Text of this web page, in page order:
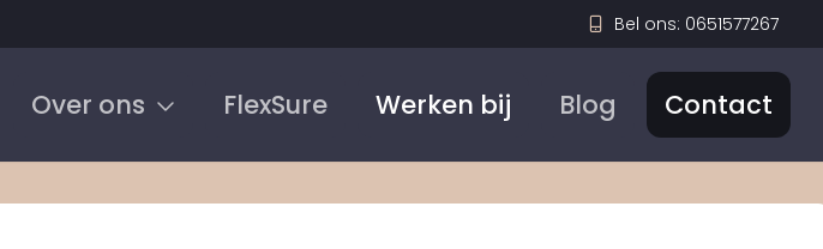
Bel ons: 0651577267
Over ons FlexSure Werken bij Blog Contact